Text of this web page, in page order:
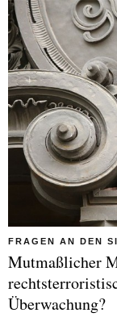
FRAGEN AN DEN
Mutmaßlicher
Überwachung?